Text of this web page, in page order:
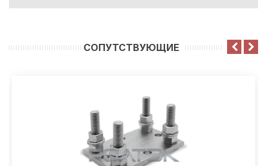
CОПУТСТВУЮЩИЕ